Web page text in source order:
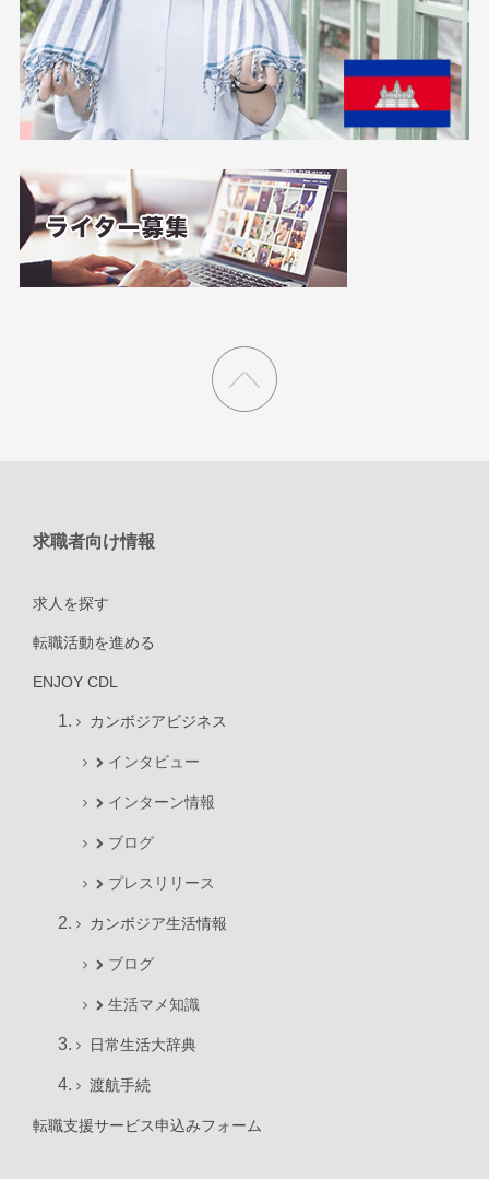
求職者向け情報
求人を探す
転職活動を進める
ENJOY CDL
カンボジアビジネス
インタビュー
インターン情報
ブログ
プレスリリース
カンボジア生活情報
ブログ
生活マメ知識
日常生活大辞典
渡航手続
転職支援サービス申込みフォーム